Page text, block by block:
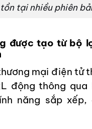
tại nhiều phiên
được tạo từ bộ
mại điện tử
động thông
năng sắp xếp,